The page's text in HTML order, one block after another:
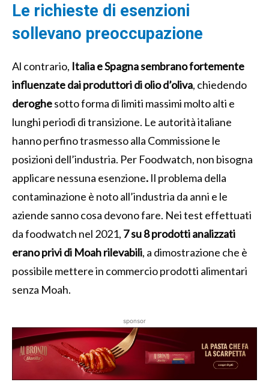
Le richieste di esenzioni
sollevano preoccupazione
Al contrario, Italia e Spagna sembrano fortemente
influenzate dai produttori di olio d’oliva, chiedendo
deroghesotto forma di limiti massimi molto alti e
lunghi periodi di transizione. Le autorità italiane
hanno perfino trasmesso alla Commissione le
posizioni dell’industria. Per Foodwatch, non bisogna
applicare nessuna esenzione. Il problema della
contaminazione è noto all’industria da anni e le
aziende sanno cosa devono fare. Nei test effettuati
da foodwatch nel 2021, 7 su 8 prodotti analizzati
erano privi di Moah rilevabili, a dimostrazione che è
possibile mettere in commercio prodotti alimentari
senza Moah.
sponsor